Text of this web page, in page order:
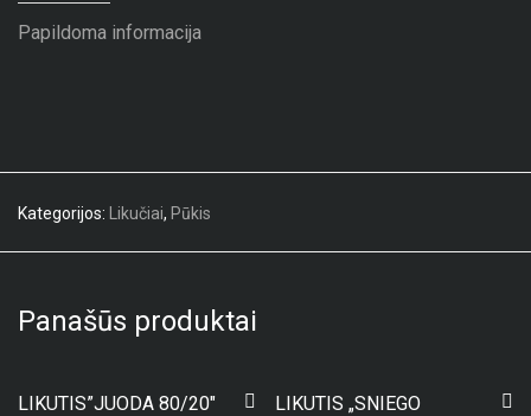
Papildoma informacija
Kategorijos: Likučiai, Pūkis
Panašūs produktai
LIKUTIS”JUODA 80/20″
LIKUTIS „SNIEGO